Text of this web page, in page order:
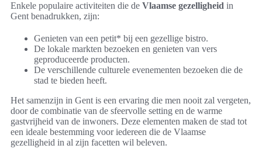
Enkele populaire activiteiten die de Vlaamse gezelligheid in
Gent benadrukken, zijn:
Genieten van een petit* bij een gezellige bistro.
De lokale markten bezoeken en genieten van vers
geproduceerde producten.
De verschillende culturele evenementen bezoeken die de
stad te bieden heeft.
Het samenzijn in Gent is een ervaring die men nooit zal vergeten,
door de combinatie van de sfeervolle setting en de warme
gastvrijheid van de inwoners. Deze elementen maken de stad tot
een ideale bestemming voor iedereen die de Vlaamse
gezelligheid in al zijn facetten wil beleven.